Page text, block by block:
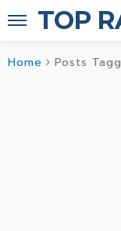
TOP
Home Posts